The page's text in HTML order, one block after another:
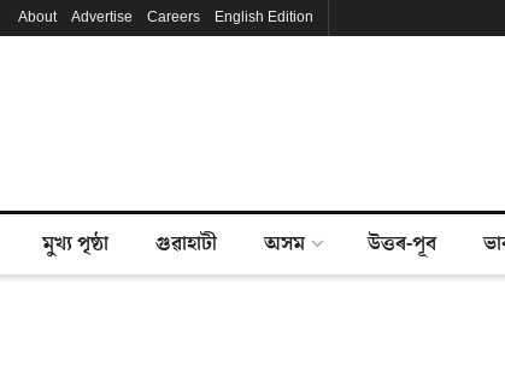
About Advertise Careers English Edition
মুখ্য পৃষ্ঠা গুৱাহাটী অসম উত্তৰ-পূব